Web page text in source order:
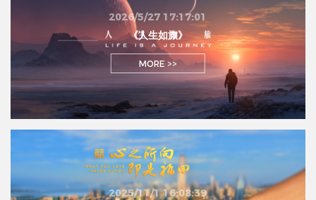
2026/5/27 17:17:01
《人生如旅》
MORE >>
2025/11/1 16:08:39